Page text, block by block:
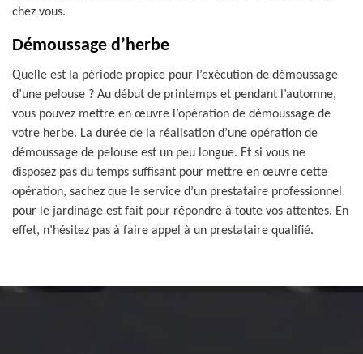
chez vous.
Démoussage d’herbe
Quelle est la période propice pour l’exécution de démoussage
d’une pelouse ? Au début de printemps et pendant l’automne,
vous pouvez mettre en œuvre l’opération de démoussage de
votre herbe. La durée de la réalisation d’une opération de
démoussage de pelouse est un peu longue. Et si vous ne
disposez pas du temps suffisant pour mettre en œuvre cette
opération, sachez que le service d’un prestataire professionnel
pour le jardinage est fait pour répondre à toute vos attentes. En
effet, n’hésitez pas à faire appel à un prestataire qualifié.